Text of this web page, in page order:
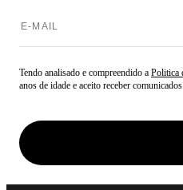
Tendo analisado e compreendido a Politica
anos de idade e aceito receber